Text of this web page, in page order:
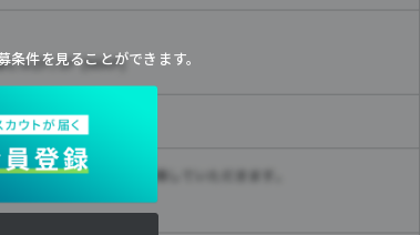
条件を見ることができます。